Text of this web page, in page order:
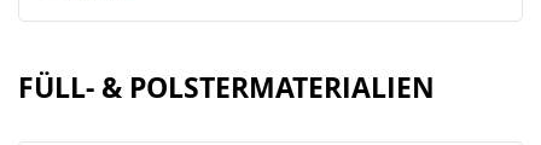
FÜLL- & POLSTERMATERIALIEN